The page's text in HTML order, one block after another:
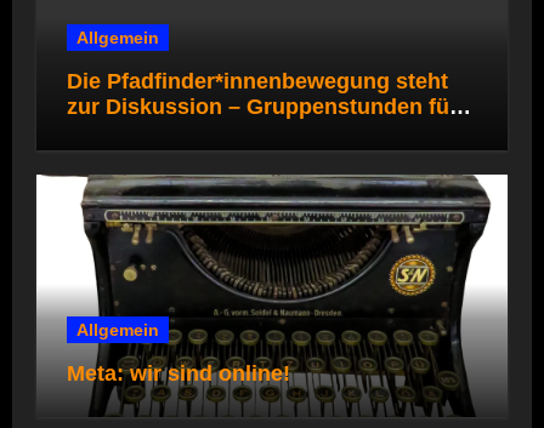
Allgemein
Die Pfadfinder*innenbewegung steht
zur Diskussion – Gruppenstunden für
Allgemein
Meta: wir sind online!